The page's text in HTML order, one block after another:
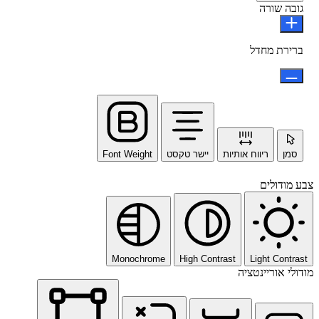
גובה שורה
ברירת מחדל
סמן ריווח אותיות יישר טקסט Font Weight
צבע מודולים
Light Contrast
High Contrast
Monochrome
מודולי אוריינטציה